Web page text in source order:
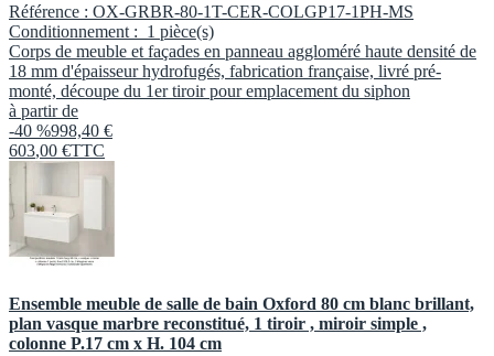
Référence : OX-GRBR-80-1T-CER-COLGP17-1PH-MS
Conditionnement : 1 pièce(s)
Corps de meuble et façades en panneau aggloméré haute densité de
18 mm d'épaisseur hydrofugés, fabrication française, livré pré-
monté, découpe du 1er tiroir pour emplacement du siphon
à partir de
-40 %998,40 €
603,00 €TTC
Ensemble meuble de salle de bain Oxford 80 cm blanc brillant,
plan vasque marbre reconstitué, 1 tiroir , miroir simple ,
colonne P.17 cm x H. 104 cm